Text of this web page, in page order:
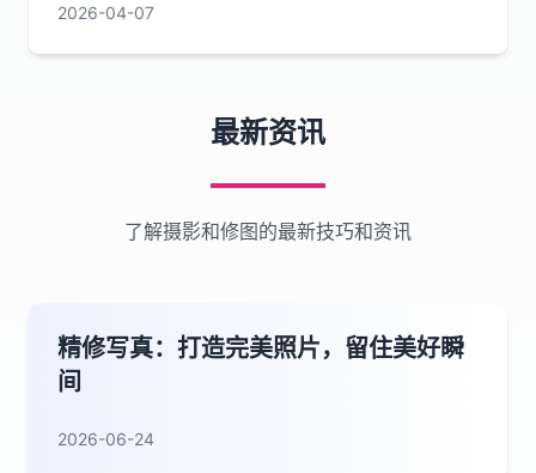
2026-04-07
最新资讯
了解摄影和修图的最新技巧和资讯
精修写真：打造完美照片，留住美好瞬
间
2026-06-24